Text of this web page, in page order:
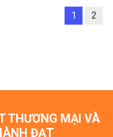
1 2
THƯƠNG MẠI VÀ
ĐẠT